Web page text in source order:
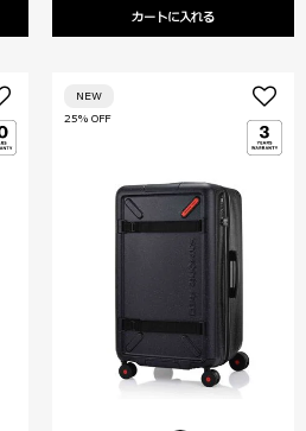
カートに入れる
25% OFF
NEW